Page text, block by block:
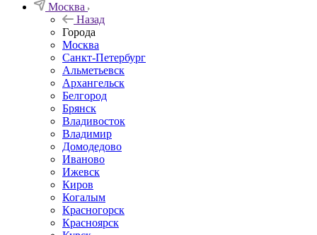
Москва
Назад
Города
Москва
Санкт-Петербург
Альметьевск
Архангельск
Белгород
Брянск
Владивосток
Владимир
Домодедово
Иваново
Ижевск
Киров
Когалым
Красногорск
Красноярск